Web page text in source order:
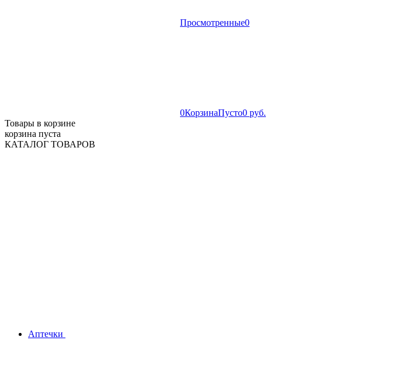
Просмотренные0
0КорзинаПусто0 руб.
Товары в корзине
корзина пуста
КАТАЛОГ ТОВАРОВ
Аптечки